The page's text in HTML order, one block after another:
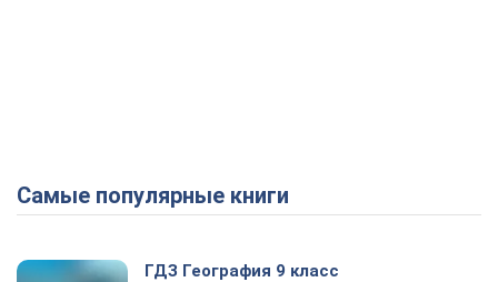
Самые популярные книги
ГДЗ География 9 класс